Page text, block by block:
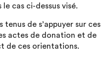
cas ci-dessus visé.
de s’appuyer sur ces
actes de donation et de
de ces orientations.